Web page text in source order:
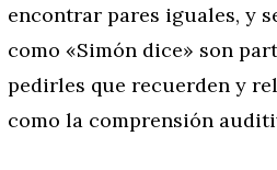
encontrar pares iguales, y
como «Simón dice» son
pedirles que recuerden y
como la comprensión